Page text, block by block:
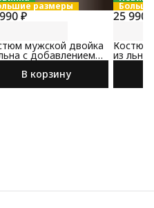
размеры
₽
мужской двойка
с добавлением
бежевого цвета
В корзину
25 990
Костюм
из льна
хлопка